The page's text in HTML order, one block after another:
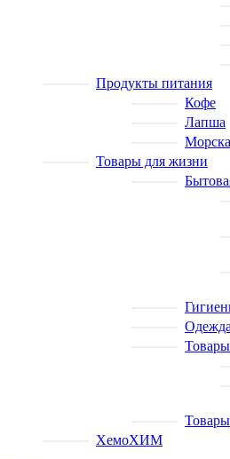
Продукты питания
Кофе
Лапша
Товары для жизни
Одежда
ХемоХИМ